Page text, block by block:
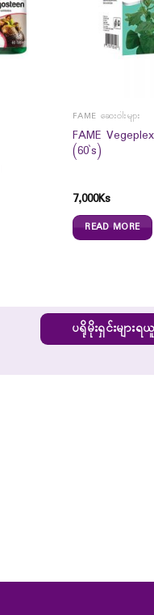
FAME ဆေးဝါးများ
FAME
(60`s)
7,000Ks
READ MORE
ပရိုမိုးရှင်းများ